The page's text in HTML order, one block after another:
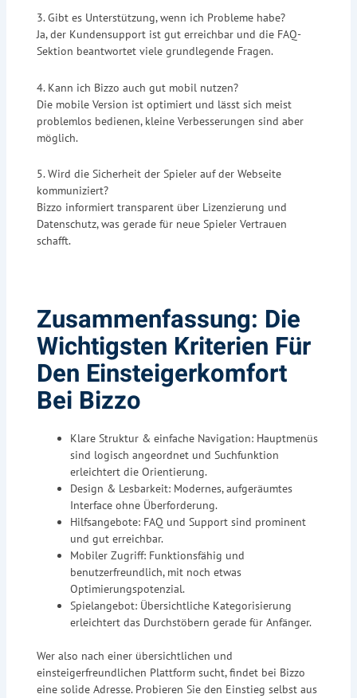
3. Gibt es Unterstützung, wenn ich Probleme habe?
Ja, der Kundensupport ist gut erreichbar und die FAQ-
Sektion beantwortet viele grundlegende Fragen.
4. Kann ich Bizzo auch gut mobil nutzen?
Die mobile Version ist optimiert und lässt sich meist
problemlos bedienen, kleine Verbesserungen sind aber
möglich.
5. Wird die Sicherheit der Spieler auf der Webseite
kommuniziert?
Bizzo informiert transparent über Lizenzierung und
Datenschutz, was gerade für neue Spieler Vertrauen
schafft.
Zusammenfassung: Die
Wichtigsten Kriterien Für
Den Einsteigerkomfort
Bei Bizzo
Klare Struktur & einfache Navigation: Hauptmenüs
sind logisch angeordnet und Suchfunktion
erleichtert die Orientierung.
Design & Lesbarkeit: Modernes, aufgeräumtes
Interface ohne Überforderung.
Hilfsangebote: FAQ und Support sind prominent
und gut erreichbar.
Mobiler Zugriff: Funktionsfähig und
benutzerfreundlich, mit noch etwas
Optimierungspotenzial.
Spielangebot: Übersichtliche Kategorisierung
erleichtert das Durchstöbern gerade für Anfänger.
Wer also nach einer übersichtlichen und
einsteigerfreundlichen Plattform sucht, findet bei Bizzo
eine solide Adresse. Probieren Sie den Einstieg selbst aus